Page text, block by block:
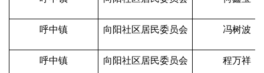
呼中镇 向阳社区居民委员会 冯树波
呼中镇 向阳社区居民委员会 程万祥